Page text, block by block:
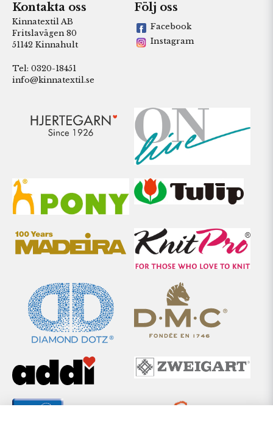
Kontakta oss
Kinnatextil AB
Fritslavägen 80
51142 Kinnahult
Tel: 0320-18451
info@kinnatextil.se
Följ oss
Facebook
Instagram